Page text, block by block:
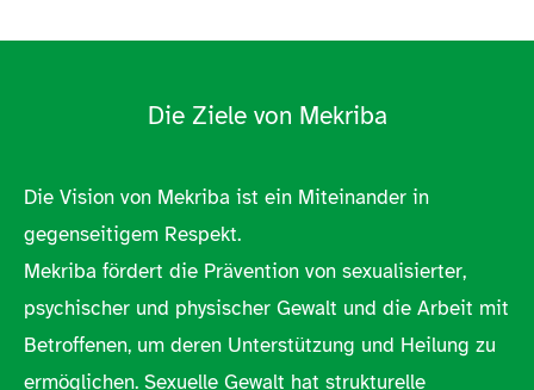
Die Ziele von Mekriba
Die Vision von Mekriba ist ein Miteinander in
gegenseitigem Respekt.
Mekriba fördert die Prävention von sexualisierter,
psychischer und physischer Gewalt und die Arbeit mit
Betroffenen, um deren Unterstützung und Heilung zu
ermöglichen. Sexuelle Gewalt hat strukturelle